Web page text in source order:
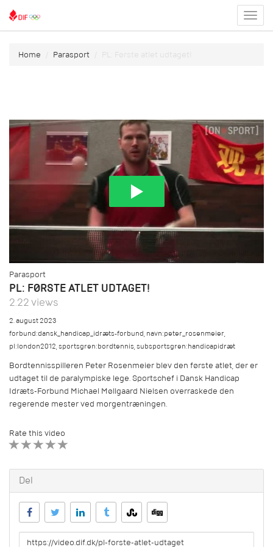
menu
Home Parasport PL: Første atlet udtaget!
Parasport
PL: FØRSTE ATLET UDTAGET!
2.22 views
2. august 2023
forbund:dansk_handicap_idræts-forbund,navn:peter_rosenmeier,
pl:london2012,sportsgren:bordtennis,subsportsgren:handicapidræt
Bordtennisspilleren Peter Rosenmeier blev den første atlet, der er
udtaget til de paralympiske lege. Sportschef i Dansk Handicap
Idræts-Forbund Michael Møllgaard Nielsen overraskede den
regerende mester ved morgentræningen.
Rate this video
Del
URL